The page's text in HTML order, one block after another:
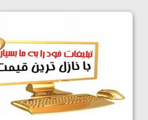
کشتی آزاد نوجوانان جهان؛ رقبای
ایران مشخص شدند
1405/05/08
کشتی فرنگی نوجوانان جهان؛ سکوی
سوم برای ایران